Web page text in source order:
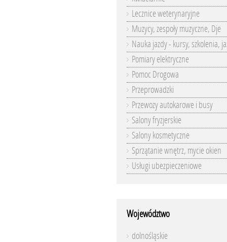
Lecznice weterynaryjne
Muzycy, zespoły muzyczne, Dje
Nauka jazdy - kursy, szkolenia,
Pomiary elektryczne
Pomoc Drogowa
Przeprowadzki
Przewozy autokarowe i busy
Salony fryzjerskie
Salony kosmetyczne
Sprzątanie wnętrz, mycie okien
Usługi ubezpieczeniowe
Województwo
dolnośląskie